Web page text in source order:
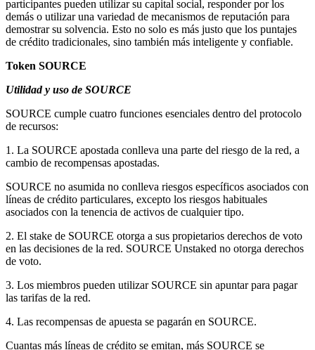
participantes pueden utilizar su capital social, responder por los
demás o utilizar una variedad de mecanismos de reputación para
demostrar su solvencia. Esto no solo es más justo que los puntajes
de crédito tradicionales, sino también más inteligente y confiable.
Token SOURCE
Utilidad y uso de SOURCE
SOURCE cumple cuatro funciones esenciales dentro del protocolo
de recursos:
1. La SOURCE apostada conlleva una parte del riesgo de la red, a
cambio de recompensas apostadas.
SOURCE no asumida no conlleva riesgos específicos asociados con
líneas de crédito particulares, excepto los riesgos habituales
asociados con la tenencia de activos de cualquier tipo.
2. El stake de SOURCE otorga a sus propietarios derechos de voto
en las decisiones de la red. SOURCE Unstaked no otorga derechos
de voto.
3. Los miembros pueden utilizar SOURCE sin apuntar para pagar
las tarifas de la red.
4. Las recompensas de apuesta se pagarán en SOURCE.
Cuantas más líneas de crédito se emitan, más SOURCE se